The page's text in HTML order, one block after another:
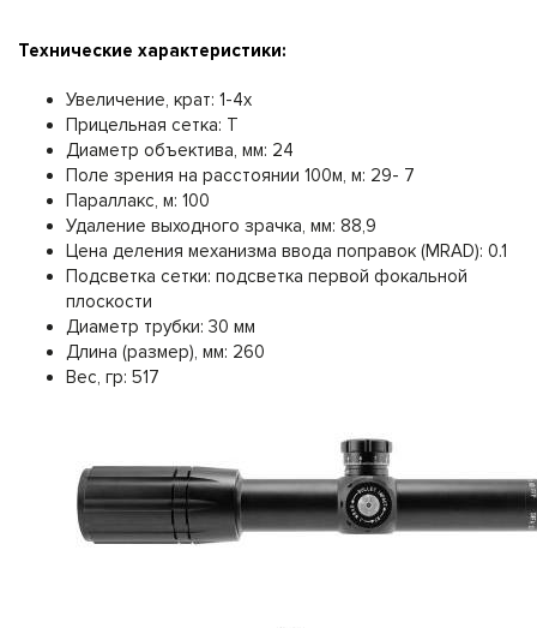
Технические характеристики:
Увеличение, крат: 1-4x
Прицельная сетка: T
Диаметр объектива, мм: 24
Поле зрения на расстоянии 100м, м: 29- 7
Параллакс, м: 100
Удаление выходного зрачка, мм: 88,9
Цена деления механизма ввода поправок (MRAD): 0.1
Подсветка сетки: подсветка первой фокальной
плоскости
Диаметр трубки: 30 мм
Длина (размер), мм: 260
Вес, гр: 517